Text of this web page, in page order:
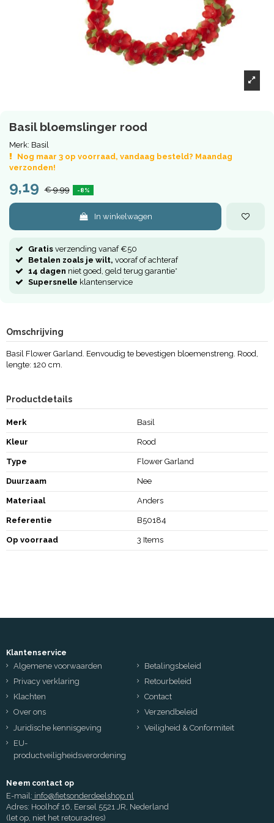
Basil bloemslinger rood
Merk: Basil
Nog maar 3 op voorraad, vandaag besteld? Maandag
verzonden!
9,19 € 9,99 -8%
In winkelwagen
Gratis verzending vanaf €50
Betalen zoals je wilt, vooraf of achteraf
14 dagen niet goed, geld terug garantie*
Supersnelle klantenservice
Omschrijving
Basil Flower Garland. Eenvoudig te bevestigen bloemenstreng. Rood,
lengte: 120 cm.
Productdetails
Merk Basil
Kleur Rood
Type Flower Garland
Duurzaam Nee
Materiaal Anders
Referentie B50184
Op voorraad 3 Items
Klantenservice
Algemene voorwaarden
Betalingsbeleid
Privacy verklaring
Retourbeleid
Klachten
Contact
Over ons
Verzendbeleid
Juridische kennisgeving
Veiligheid & Conformiteit
EU-
productveiligheidsverordening
Neem contact op
E-mail: info@fietsonderdeelshop.nl
Adres: Hoolhof 16, Eersel 5521 JR, Nederland
(let op, niet het retouradres)